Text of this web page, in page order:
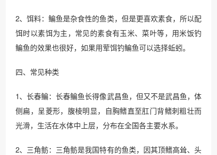
2、饵料：鳊鱼是杂食性的鱼类，但是更喜欢素食，所以配
饵时以素饵为主，常见的素食有玉米、菜叶等，用米饭钓
鳊鱼的效果也很好，如果用荤饵钓鳊鱼可以选择蚯蚓。
四、常见种类
1、长春鳊：长春鳊鱼长得像武昌鱼，但又不是武昌鱼，体
侧扁，呈菱形，腹棱明显，自胸鳍直至肛门背鳍刺粗壮而
光滑，生活在水体中上层，分布在全国各主要水系。
2、三角鲂：三角鲂是我国特有的鱼类，因其顶鳍高耸、头